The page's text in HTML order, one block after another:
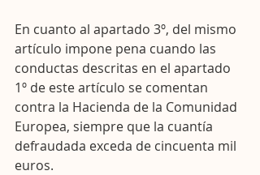
En cuanto al apartado 3º, del mismo
artículo impone pena cuando las
conductas descritas en el apartado
1º de este artículo se comentan
contra la Hacienda de la Comunidad
Europea, siempre que la cuantía
defraudada exceda de cincuenta mil
euros.